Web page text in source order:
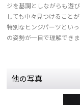
ジを基調としながらも遊
しても中々見つけること
特別なヒンジパーツとい
の姿勢が一目で理解できま
他の写真